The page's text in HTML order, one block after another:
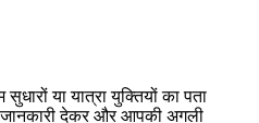
सुधारों या यात्रा युक्तियों का पता
देकर और आपकी अगली